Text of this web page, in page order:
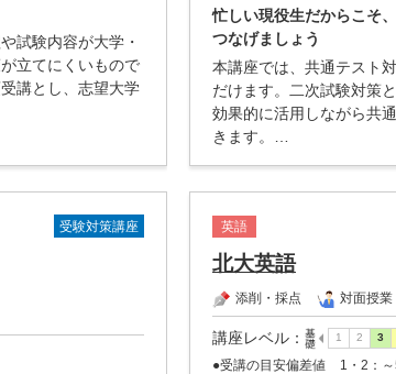
試験内容が大学・
立てにくいもので
講とし、志望大学
忙しい現役生だからこそ
つなげましょう
本講座では、共通テスト
だけます。二次試験対策
効果的に活用しながら共
きます。…
受験対策講座 英語
北大英語
添削・採点 対面授業
講座レベル ：
●受講の目安偏差値 1・2：